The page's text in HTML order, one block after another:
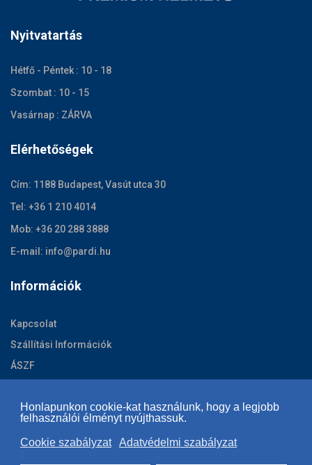
Honlapunkon cookie-kat használunk, hogy a legjobb
felhasználói élményt nyújthassuk.
Cookie szabályzat Adatvédelmi szabályzat
Nyitvatartás
Hétfő - Péntek : 10 - 18
Szombat : 10 - 15
Vasárnap : ZÁRVA
Elérhetőségek
Cím: 1188 Budapest, Vasút utca 30
Tel: +36 1 210 4014
Mob: +36 20 288 3888
E-mail: info@pardi.hu
Információk
Kapcsolat
Szállítási Információk
ÁSZF
Cookie szabályzat